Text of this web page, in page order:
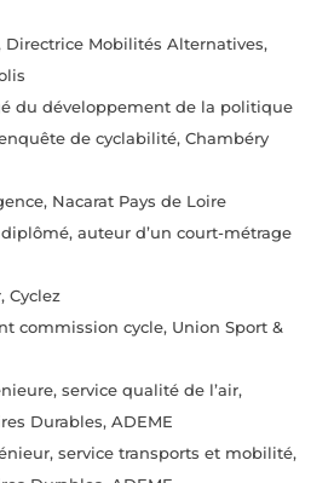
Directrice Mobilités Alternatives,
du développement de la politique
de cyclabilité, Chambéry
Nacarat Pays de Loire
auteur d’un court-métrage
Cyclez
commission cycle, Union Sport &
service qualité de l’air,
Durables, ADEME
service transports et mobilité,